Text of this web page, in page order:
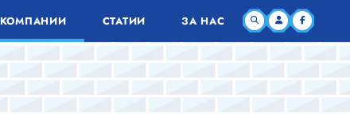
КОМПАНИИ СТАТИИ ЗА НАС